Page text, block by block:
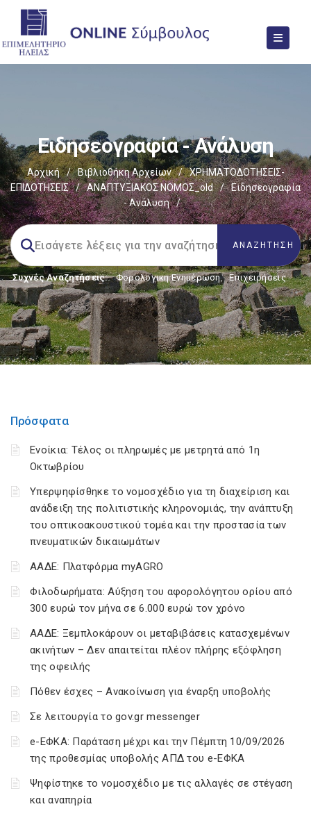
Ειδησεογραφία - Ανάλυση
Αρχική / Βιβλιοθήκη Αρχείων /
ΧΡΗΜΑΤΟΔΟΤΗΣΕΙΣ-
ΕΠΙΔΟΤΗΣΕΙΣ
/ ΑΝΑΠΤΥΞΙΑΚΟΣ ΝΟΜΟΣ_old /
Ειδησεογραφία
- Ανάλυση
/
Συχνές Αναζητήσεις: Φορολογικη Ενημέρωση, Επιχειρήσεις
Πρόσφατα
Ενοίκια: Τέλος οι πληρωμές με μετρητά από 1η
Οκτωβρίου
Υπερψηφίσθηκε το νομοσχέδιο για τη διαχείριση και
ανάδειξη της πολιτιστικής κληρονομιάς, την ανάπτυξη
του οπτικοακουστικού τομέα και την προστασία των
πνευματικών δικαιωμάτων
ΑΑΔΕ: Πλατφόρμα myAGRO
Φιλοδωρήματα: Αύξηση του αφορολόγητου ορίου από
300 ευρώ τον μήνα σε 6.000 ευρώ τον χρόνο
ΑΑΔΕ: Ξεμπλοκάρουν οι μεταβιβάσεις κατασχεμένων
ακινήτων – Δεν απαιτείται πλέον πλήρης εξόφληση
της οφειλής
Πόθεν έσχες – Ανακοίνωση για έναρξη υποβολής
Σε λειτουργία το gov.gr messenger
e-ΕΦΚΑ: Παράταση μέχρι και την Πέμπτη 10/09/2026
της προθεσμίας υποβολής ΑΠΔ του e-ΕΦΚΑ
Ψηφίστηκε το νομοσχέδιο με τις αλλαγές σε στέγαση
και αναπηρία